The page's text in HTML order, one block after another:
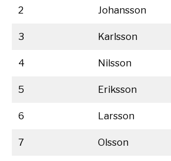
2 Johansson
3 Karlsson
4 Nilsson
5 Eriksson
6 Larsson
7 Olsson